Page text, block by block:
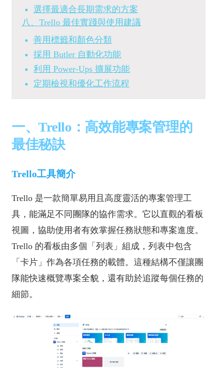
選擇最適合長期需求的方案
八、Trello 最佳實踐與使用建議
善用標籤和顏色分類
採用 Butler 自動化功能
利用 Power-Ups 擴展功能
定期檢視和優化工作流程
一、Trello：高效能專案管理的
最佳秘訣
Trello工具簡介
Trello 是一款簡單易用且高度靈活的專案管理工
具，能滿足不同團隊的協作需求。它以直觀的看板
視圖，協助使用者有效掌握任務狀態和專案進度。
Trello 的看板由多個「列表」組成，列表中包含
「卡片」作為各項任務的載體。這種結構不僅讓團
隊能快速概覽專案全貌，還有助於追蹤每個任務的
細節。